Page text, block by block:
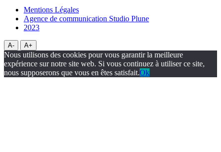
Mentions Légales
Agence de communication Studio Plune
2023
A- A+
Nous utilisons des cookies pour vous garantir la meilleure
expérience sur notre site web. Si vous continuez à utiliser ce site,
nous supposerons que vous en êtes satisfait.Ok